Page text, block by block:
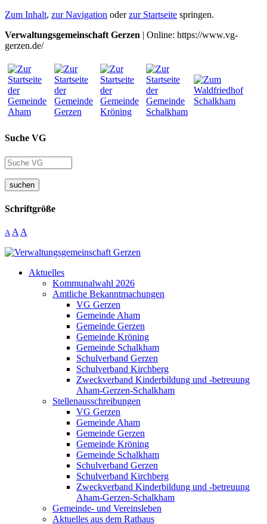
Zum Inhalt, zur Navigation oderzur Startseite springen.
Verwaltungsgemeinschaft Gerzen | Online: https://www.vg-
gerzen.de/
Suche VG
suchen
Schriftgröße
A A A
Aktuelles
Kommunalwahl 2026
Amtliche Bekanntmachungen
VG Gerzen
Gemeinde Aham
Gemeinde Gerzen
Gemeinde Kröning
Gemeinde Schalkham
Schulverband Gerzen
Schulverband Kirchberg
Zweckverband Kinderbildung und -betreuung
Aham-Gerzen-Schalkham
Stellenausschreibungen
VG Gerzen
Gemeinde Aham
Gemeinde Gerzen
Gemeinde Kröning
Gemeinde Schalkham
Schulverband Gerzen
Schulverband Kirchberg
Zweckverband Kinderbildung und -betreuung
Aham-Gerzen-Schalkham
Gemeinde- und Vereinsleben
Aktuelles aus dem Rathaus